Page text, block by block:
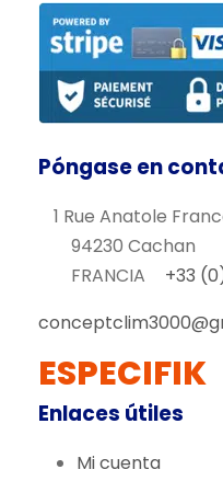
Póngase en
1 Rue Anatole
94230 Cachan
FRANCIA
+33
ESPECIFIK
Enlaces útiles
Mi cuenta